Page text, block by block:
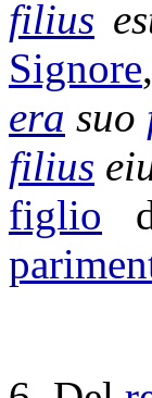
filius
Signore,
era suo
filius
figlio